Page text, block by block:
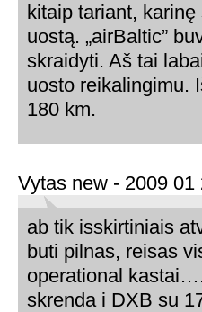
kitaip tariant,
uostą. „airBaltic”
skraidyti. Aš tai
uosto reikalingimu.
180 km.
Vytas new - 2009 01
ab tik isskirtiniais
buti pilnas, reisas
operational
skrenda i DXB su